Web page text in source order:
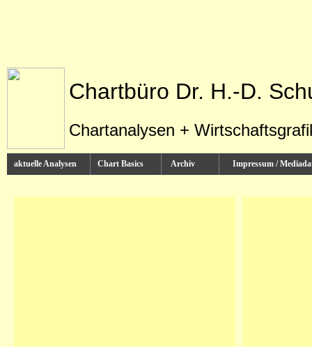
Chartbüro Dr. H.-D.
Chartanalysen +
aktuelle Analysen Chart Basics Archiv Impressum /